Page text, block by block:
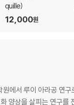
quille)
12,000원
에서 루이 아라공 연
양상을 살피는 연구를